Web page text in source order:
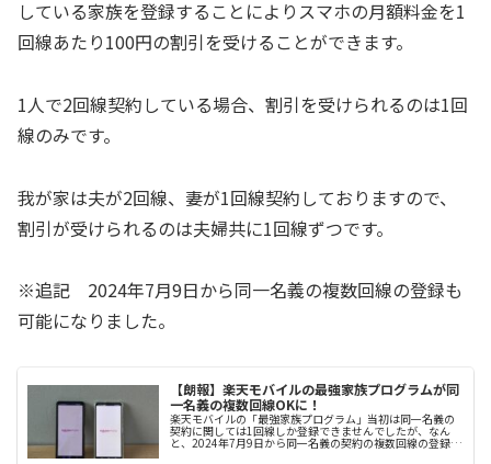
している家族を登録することによりスマホの月額料金を1
回線あたり100円の割引を受けることができます。
1人で2回線契約している場合、割引を受けられるのは1回
線のみです。
我が家は夫が2回線、妻が1回線契約しておりますので、
割引が受けられるのは夫婦共に1回線ずつです。
※追記 2024年7月9日から同一名義の複数回線の登録も
可能になりました。
【朗報】楽天モバイルの最強家族プログラムが同
一名義の複数回線OKに！
楽天モバイルの「最強家族プログラム」当初は同一名義の
契約に関しては1回線しか登録できませんでしたが、なん
と、2024年7月9日から同一名義の契約の複数回線の登録が
できるようになりました！我が家はこれで携帯代が毎月